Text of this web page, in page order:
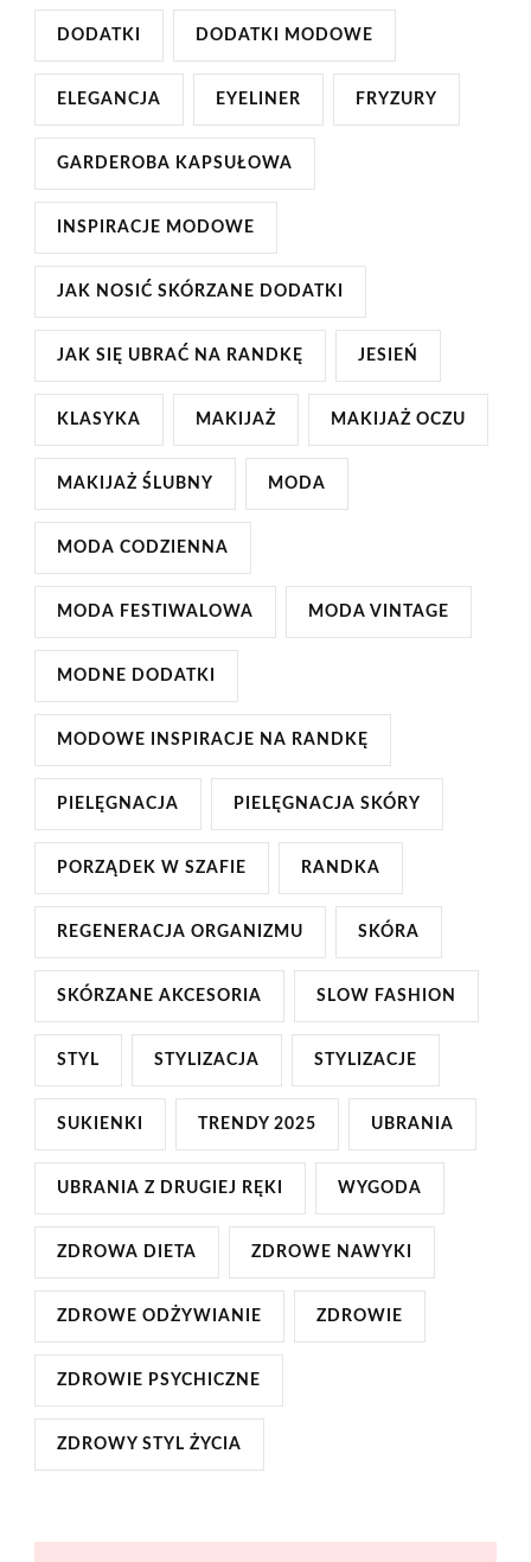
DODATKI DODATKI MODOWE
ELEGANCJA EYELINER FRYZURY
GARDEROBA KAPSUŁOWA
INSPIRACJE MODOWE
JAK NOSIĆ SKÓRZANE DODATKI
JAK SIĘ UBRAĆ NA RANDKĘ JESIEŃ
KLASYKA MAKIJAŻ MAKIJAŻ OCZU
MAKIJAŻ ŚLUBNY MODA
MODA CODZIENNA
MODA FESTIWALOWA MODA VINTAGE
MODNE DODATKI
MODOWE INSPIRACJE NA RANDKĘ
PIELĘGNACJA PIELĘGNACJA SKÓRY
PORZĄDEK W SZAFIE RANDKA
REGENERACJA ORGANIZMU SKÓRA
SKÓRZANE AKCESORIA SLOW FASHION
STYL STYLIZACJA STYLIZACJE
SUKIENKI TRENDY 2025 UBRANIA
UBRANIA Z DRUGIEJ RĘKI WYGODA
ZDROWA DIETA ZDROWE NAWYKI
ZDROWE ODŻYWIANIE ZDROWIE
ZDROWIE PSYCHICZNE
ZDROWY STYL ŻYCIA